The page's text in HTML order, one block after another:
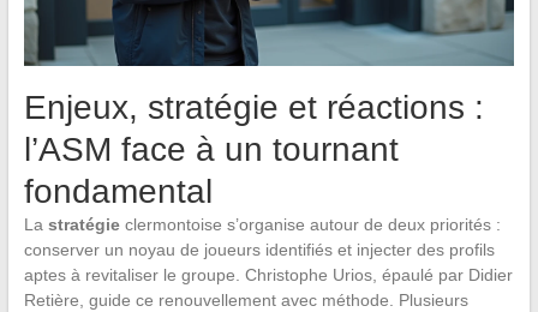
Enjeux, stratégie et réactions :
l’ASM face à un tournant
fondamental
La stratégieclermontoise s’organise autour de deux priorités :
conserver un noyau de joueurs identifiés et injecter des profils
aptes à revitaliser le groupe. Christophe Urios, épaulé par Didier
Retière, guide ce renouvellement avec méthode. Plusieurs